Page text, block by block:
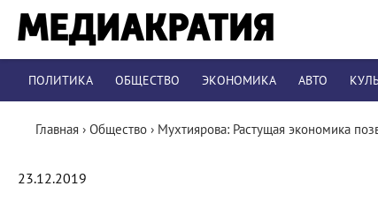
ПОЛИТИКА ОБЩЕСТВО ЭКОНОМИКА АВТО
Главная › Общество › Мухтиярова: Растущая экономика
23.12.2019